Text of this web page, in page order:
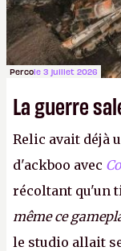
Percole 3 juillet 2026
La guerre
Relic avait déjà
d'ackboo avec
récoltant qu'un
même ce
le studio allait